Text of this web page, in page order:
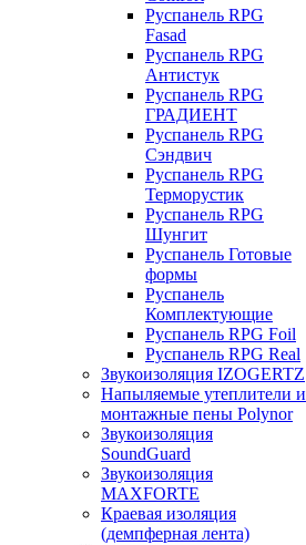
Руспанель RPG
Fasad
Руспанель RPG
Антистук
Руспанель RPG
ГРАДИЕНТ
Руспанель RPG
Сэндвич
Руспанель RPG
Терморустик
Руспанель RPG
Шунгит
Руспанель Готовые
формы
Руспанель
Комплектующие
Руспанель RPG Foil
Руспанель RPG Real
Звукоизоляция IZOGERTZ
Напыляемые утеплители и
монтажные пены Polynor
Звукоизоляция
SoundGuard
Звукоизоляция
MAXFORTE
Краевая изоляция
(демпферная лента)